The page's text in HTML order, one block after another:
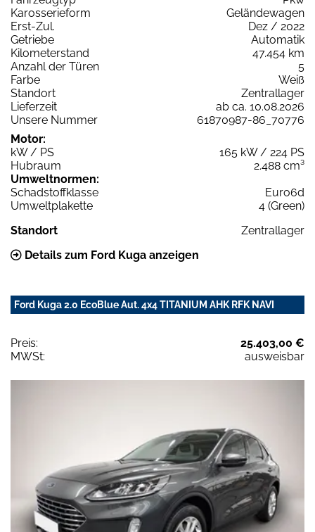
Karosserieform
Geländewagen
Erst-Zul.
Dez / 2022
Getriebe
Automatik
Kilometerstand
47.454 km
Anzahl der Türen
5
Farbe
Weiß
Standort
Zentrallager
Lieferzeit
ab ca. 10.08.2026
Unsere Nummer
61870987-86_70776
Motor:
kW / PS
165 kW / 224 PS
Hubraum
2.488 cm³
Umweltnormen:
Schadstoffklasse
Euro6d
Umweltplakette
4 (Green)
Standort
Zentrallager
Details zum Ford Kuga anzeigen
Ford Kuga 2.0 EcoBlue Aut. 4x4 TITANIUM AHK RFK NAVI
Preis:
25.403,00 €
MWSt:
ausweisbar